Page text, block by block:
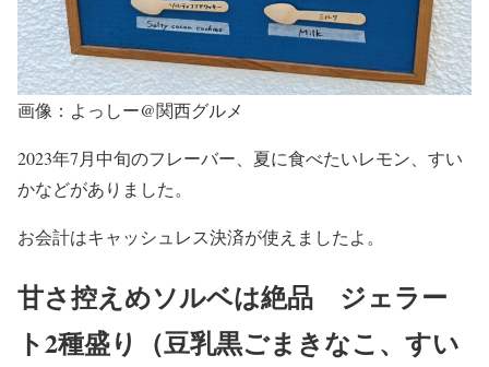
画像：よっしー@関西グルメ
2023年7月中旬のフレーバー、夏に食べたいレモン、すい
かなどがありました。
お会計はキャッシュレス決済が使えましたよ。
甘さ控えめソルベは絶品 ジェラー
ト2種盛り（豆乳黒ごまきなこ、すい